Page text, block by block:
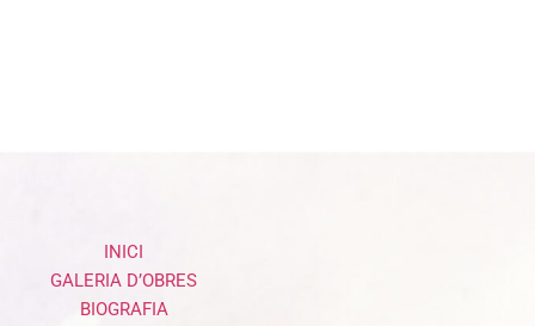
INICI
GALERIA D’OBRES
BIOGRAFIA